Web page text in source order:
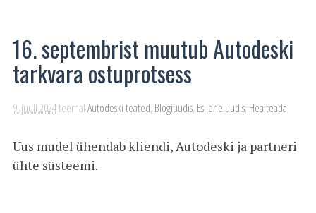
16. septembrist muutub Autodeski
tarkvara ostuprotsess
9. juuli 2024teemalAutodeski teated, Blogiuudis, Esilehe uudis, Hea teada
Uus mudel ühendab kliendi, Autodeski ja partneri
ühte süsteemi.